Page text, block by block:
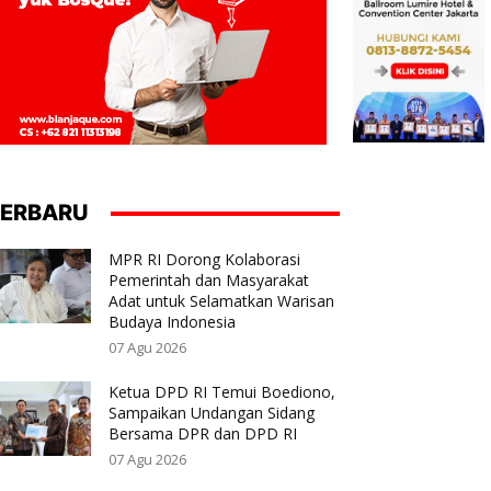
MPR RI Dorong Kolaborasi
Pemerintah dan Masyarakat
Adat untuk Selamatkan Warisan
Budaya Indonesia
07 Agu 2026
Ketua DPD RI Temui Boediono,
Sampaikan Undangan Sidang
Bersama DPR dan DPD RI
07 Agu 2026